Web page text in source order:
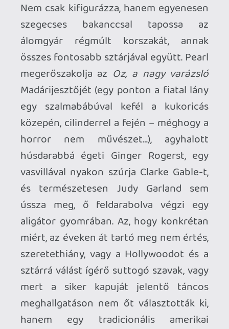
szó – tökéletes. Egy jobb, boldogabb,
szebb életbe vetett remény széthullása,
a rivaldafény ígéretének szétzúzott
romjai peregnek le Pearl arcáról a
könnycseppekbe rejtve, a vérfagyasztó
grimasza mögött segítségért kiált,
műmosolyán keresztül könyörög a
megértését és az empátiáért, amiben
sosem volt és sosem lehet része. A
cselekmény elejétől a végéig remekül
dolgozik a karakter alá: minden jelenet
róla szól, mindig ő van a középpontban,
minden kis mozzanat a gyilkos
megszületését hivatott elősegíteni, a
diszfunkcionális családtól kezdve a
mozigépész által elhúzott
mézesmadzagon át egészen az utolsó
lökésig, azaz a táncos meghallgatásig
bezárólag (ahol horrorból hirtelen
átmegyünk a zenés műfajba, ami
egyébként tökéletesen passzol Pearl
figurájához), ilyenformán a karaktert
nyugodtan oda lehet tenni a zsáner
legnagyobbjai közé – olyan örökérvényű
alakok mellé, mint Annie Wilkes, Carrie
White és Norma Desmond.